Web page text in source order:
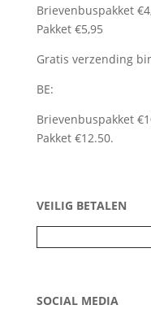
Brievenbuspakket
Pakket €5,95
Gratis verzending
BE:
Brievenbuspakket
Pakket €12.50.
VEILIG BETALEN
SOCIAL MEDIA